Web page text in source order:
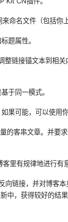
命名文件（包括你
题属性。
整链接锚文本到相
于同一模式。
果可能，可以使用
的客串文章。并要
里有规律地进行有
向链接，并对博客
中，获得较好的结